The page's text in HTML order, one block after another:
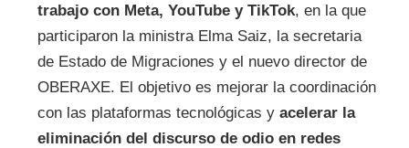
trabajo con Meta, YouTube y TikTok, en la que
participaron la ministra Elma Saiz, la secretaria
de Estado de Migraciones y el nuevo director de
OBERAXE. El objetivo es mejorar la coordinación
con las plataformas tecnológicas y acelerar la
eliminación del discurso de odio en redes